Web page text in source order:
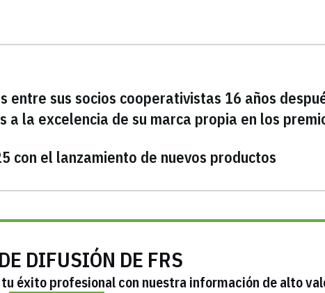
entre sus socios cooperativistas 16 años
a la excelencia de su marca propia en los
con el lanzamiento de nuevos productos
DIFUSIÓN DE FRS
éxito profesional con nuestra información de alto